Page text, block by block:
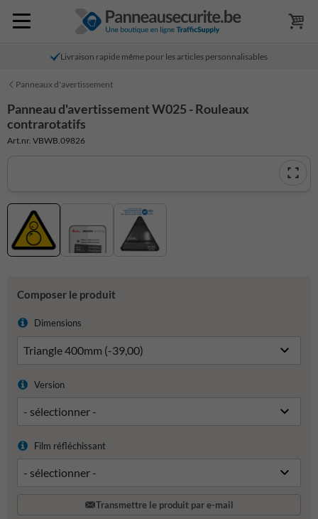
Livraison rapide même pour les articles personnalisables
Panneaux d'avertissement
Panneau d'avertissement W025 - Rouleaux
contrarotatifs
Art.nr. VBWB.09826
Composer le produit
Dimensions
Version
Film réfléchissant
Transmettre le produit par e-mail